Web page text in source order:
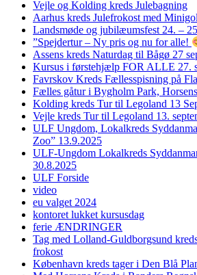
Vejle og Kolding kreds Julebagning
Aarhus kreds Julefrokost med
Landsmøde og jubilæumsfest 24. –
”Spejdertur – Ny pris og nu for alle!
Assens kreds Naturdag til Bågø 27
Kursus i førstehjælp FOR ALLE 27.
Favrskov Kreds Fællesspisning på
Fælles gåtur i Bygholm Park,
Kolding kreds Tur til Legoland 13
Vejle kreds Tur til Legoland 13.
ULF Ungdom, Lokalkreds
Zoo” 13.9.2025
ULF-Ungdom Lokalkreds
30.8.2025
ULF Forside
video
eu valget 2024
kontoret lukket kursusdag
ferie ÆNDRINGER
Tag med Lolland-Guldborgsund
frokost
København kreds tager i Den Blå